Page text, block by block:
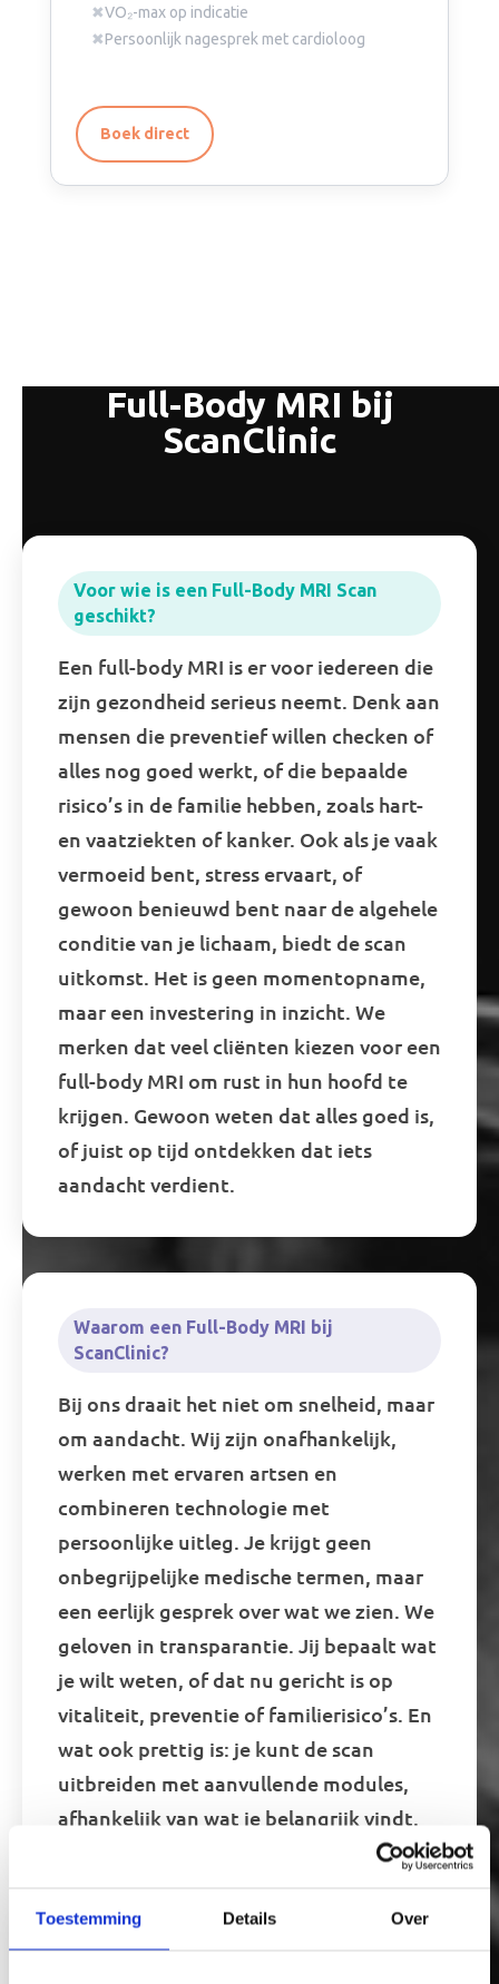
Toestemming Details Over
✖VO₂-max op indicatie
✖Persoonlijk nagesprek met cardioloog
Boek direct
Full-Body MRI bij
ScanClinic
Voor wie is een Full-Body MRI Scan
geschikt?
Een full-body MRI is er voor iedereen die
zijn gezondheid serieus neemt. Denk aan
mensen die preventief willen checken of
alles nog goed werkt, of die bepaalde
risico’s in de familie hebben, zoals hart-
en vaatziekten of kanker. Ook als je vaak
vermoeid bent, stress ervaart, of
gewoon benieuwd bent naar de algehele
conditie van je lichaam, biedt de scan
uitkomst. Het is geen momentopname,
maar een investering in inzicht. We
merken dat veel cliënten kiezen voor een
full-body MRI om rust in hun hoofd te
krijgen. Gewoon weten dat alles goed is,
of juist op tijd ontdekken dat iets
aandacht verdient.
Waarom een Full-Body MRI bij
ScanClinic?
Bij ons draait het niet om snelheid, maar
om aandacht. Wij zijn onafhankelijk,
werken met ervaren artsen en
combineren technologie met
persoonlijke uitleg. Je krijgt geen
onbegrijpelijke medische termen, maar
een eerlijk gesprek over wat we zien. We
geloven in transparantie. Jij bepaalt wat
je wilt weten, of dat nu gericht is op
vitaliteit, preventie of familierisico’s. En
wat ook prettig is: je kunt de scan
uitbreiden met aanvullende modules,
afhankelijk van wat je belangrijk vindt.